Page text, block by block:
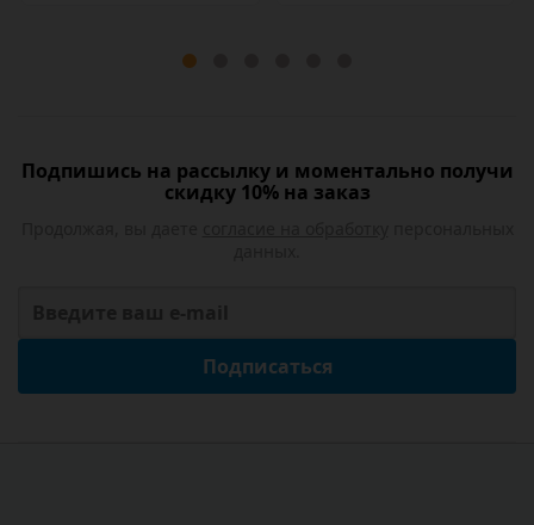
Подпишись на рассылку и моментально получи
скидку 10% на заказ
Подписаться